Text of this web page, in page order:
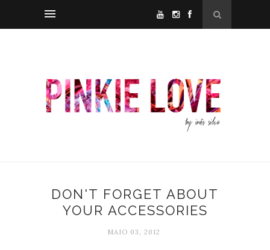
DON'T FORGET ABOUT
YOUR ACCESSORIES
MAIO 03, 2012